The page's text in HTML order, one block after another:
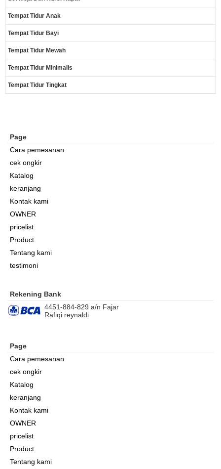
Tempat Tidur Anak
Tempat Tidur Bayi
Tempat Tidur Mewah
Tempat Tidur Minimalis
Tempat Tidur Tingkat
Page
Cara pemesanan
cek ongkir
Katalog
keranjang
Kontak kami
OWNER
pricelist
Product
Tentang kami
testimoni
Rekening Bank
4451-884-829 a/n Fajar
Rafiqi reynaldi
Page
Cara pemesanan
cek ongkir
Katalog
keranjang
Kontak kami
OWNER
pricelist
Product
Tentang kami